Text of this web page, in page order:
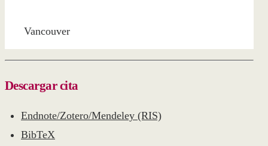
Vancouver
Descargar cita
Endnote/Zotero/Mendeley (RIS)
BibTeX